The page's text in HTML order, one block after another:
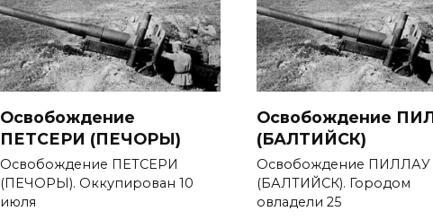
Освобождение
ПЕТСЕРИ (ПЕЧОРЫ)
Освобождение ПЕТСЕРИ
(ПЕЧОРЫ). Оккупирован 10
июля
Освобождение
(БАЛТИЙСК)
Освобождение ПИЛЛАУ
(БАЛТИЙСК). Городом
овладели 25